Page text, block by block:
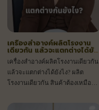
เครื่องสำอางค์ผลิตโรงงาน
เดียวกัน แล้วจะแตกต่างได้ยัง
ไง?
เครื่องสำอางค์ผลิตโรงงานเดียวกัน
แล้วจะแตกต่างได้ยังไง? ผลิต
โรงงานเดียวกัน สินค้าต้องเหมือน